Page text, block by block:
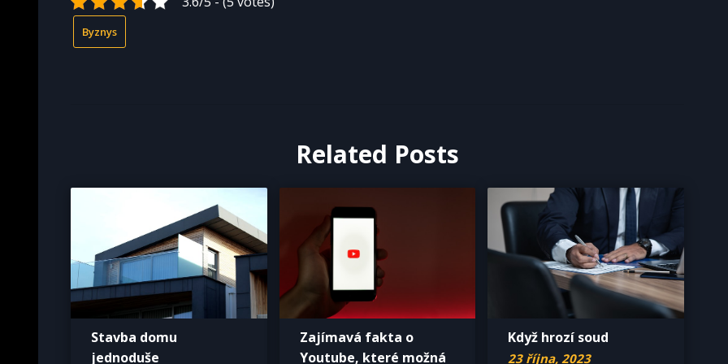
Byznys
Related Posts
Stavba domu
jednoduše
Zajímavá fakta o
Youtube, které možná
Když hrozí soud
23 října, 2023